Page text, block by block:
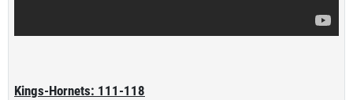
Kings-Hornets: 111-118